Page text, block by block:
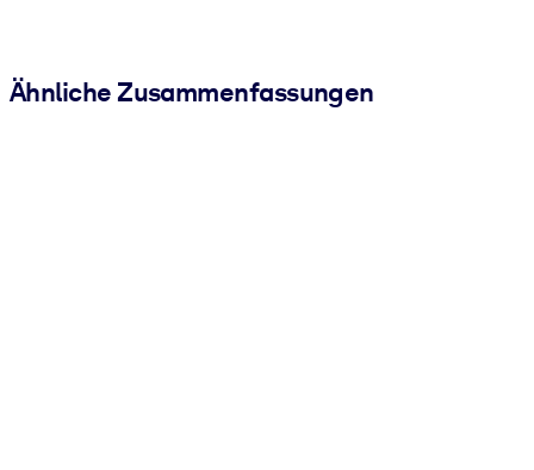
Ähnliche Zusammenfassungen